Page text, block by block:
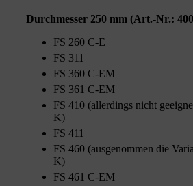
Durchmesser 250 mm (Art.-Nr.:
FS 260 C-E
FS 311
FS 360 C-EM
FS 361 C-EM
FS 410 (allerdings nicht
K)
FS 411
FS 460 (ausgenommen die
K)
FS 461 C-EM